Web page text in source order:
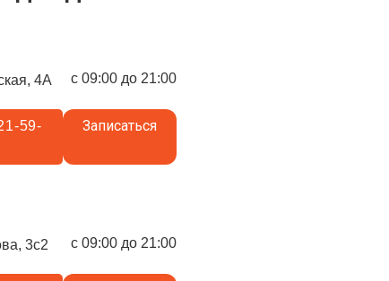
4А с 09:00 до 21:00
59-
Записаться
3с2 с 09:00 до 21:00